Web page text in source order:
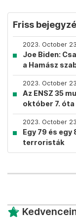
Friss
2023. October
Joe Biden:
a Hamász
2023. October
Az ENSZ 35
október 7. óta
2023. October
Egy 79 és
terroristák